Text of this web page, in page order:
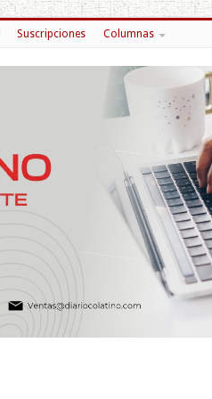
Suscripciones Columnas